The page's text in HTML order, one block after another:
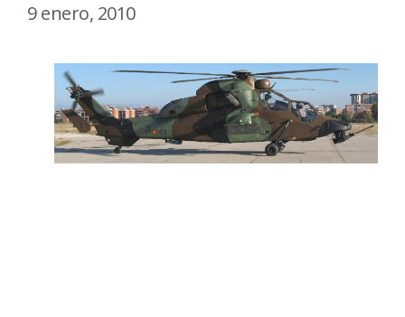
9 enero, 2010